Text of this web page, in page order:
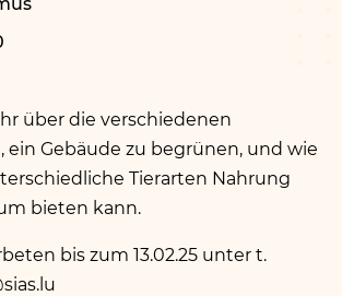
über die verschiedenen
ein Gebäude zu begrünen, und wie
Tierarten Nahrung
bieten kann.
bis zum 13.02.25 unter t.​